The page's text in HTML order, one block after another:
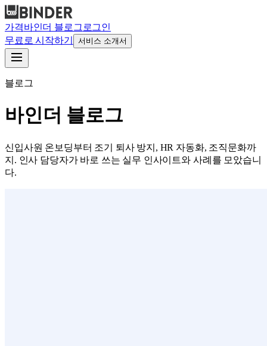
가격바인더 블로그 로그인
무료로 시작하기
서비스 소개서
블로그
바인더 블로그
신입사원 온보딩부터 조기 퇴사 방지, HR 자동화, 조직문화까
지. 인사 담당자가 바로 쓰는 실무 인사이트와 사례를 모았습니
다.